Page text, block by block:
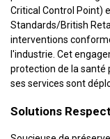
Critical Control Point)
Standards/British
interventions
l'industrie. Cet
protection de la santé
ses services sont
Solutions